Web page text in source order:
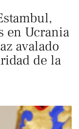
en Ucrania
avalado
de la